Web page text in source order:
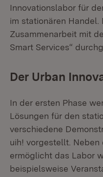
Innovationslabor für
im stationären
Zusammenarbeit mit
Smart Services“
Der Urban
In der ersten Phase
Lösungen für den
verschiedene
uih! vorgestellt.
ermöglicht das Labor
beispielsweise